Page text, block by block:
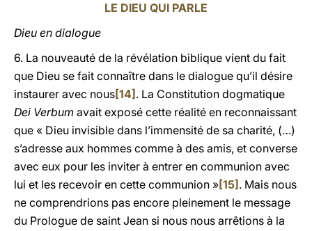
LE DIEU QUI PARLE
Dieu en dialogue
6. La nouveauté de la révélation biblique vient du fait
que Dieu se fait connaître dans le dialogue qu’il désire
instaurer avec nous[14] . La Constitution dogmatique
Dei Verbum avait exposé cette réalité en reconnaissant
que « Dieu invisible dans l’immensité de sa charité, (…)
s’adresse aux hommes comme à des amis, et converse
avec eux pour les inviter à entrer en communion avec
lui et les recevoir en cette communion »[15] . Mais nous
ne comprendrions pas encore pleinement le message
du Prologue de saint Jean si nous nous arrêtions à la